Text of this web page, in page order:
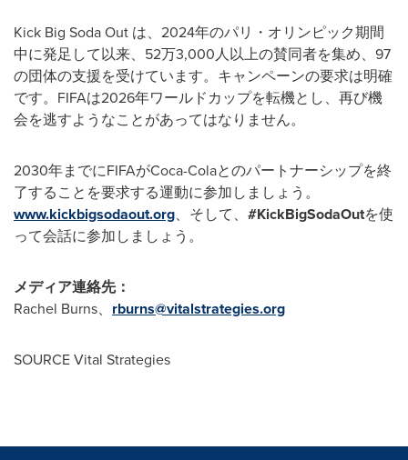
Kick Big Soda Out は、2024年のパリ・オリンピック期間
中に発足して以来、52万3,000人以上の賛同者を集め、97
の団体の支援を受けています。キャンペーンの要求は明確
です。FIFAは2026年ワールドカップを転機とし、再び機
会を逃すようなことがあってはなりません。
2030年までにFIFAがCoca-Colaとのパートナーシップを終
了することを要求する運動に参加しましょう。
www.kickbigsodaout.org、そして、 #KickBigSodaOutを使
って会話に参加しましょう。
メディア連絡先：
Rachel Burns、 rburns@vitalstrategies.org
SOURCE Vital Strategies